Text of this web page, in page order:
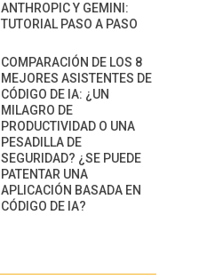
ANTHROPIC Y GEMINI:
TUTORIAL PASO A PASO
COMPARACIÓN DE LOS 8
MEJORES ASISTENTES DE
CÓDIGO DE IA: ¿UN
MILAGRO DE
PRODUCTIVIDAD O UNA
PESADILLA DE
SEGURIDAD? ¿SE PUEDE
PATENTAR UNA
APLICACIÓN BASADA EN
CÓDIGO DE IA?